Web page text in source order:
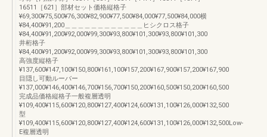
16511［621］部材セット価格縦格子
¥69,300¥75,500¥76,300¥82,900¥77,500¥84,000¥77,500¥84,000横
¥84,400¥91,200＿＿＿＿＿＿＿＿＿＿＿＿ヒシクロス格子
¥84,400¥91,200¥92,000¥99,300¥93,800¥101,300¥93,800¥101,300
井桁格子
¥84,400¥91,200¥92,000¥99,300¥93,800¥101,300¥93,800¥101,300
高強度縦格子
¥137,600¥147,100¥150,800¥161,100¥157,200¥167,900¥157,200¥167,900
目隠し可動ルーバー
¥137,000¥146,400¥146,700¥156,700¥150,200¥160,500¥150,200¥160,500
完成品価格縦格子一般複層透明
¥109,400¥115,600¥120,800¥127,400¥124,600¥131,100¥126,000¥132,500
型
¥109,400¥115,600¥120,800¥127,400¥124,600¥131,100¥126,000¥132,500Low-
E複層透明